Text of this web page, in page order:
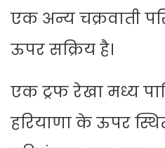
एक अन्य चक्रवाती
ऊपर सक्रिय है।
एक ट्रफ रेखा मध्य
हरियाणा के ऊपर